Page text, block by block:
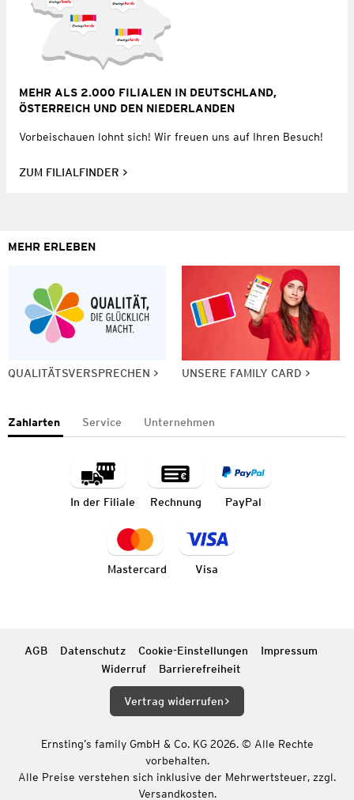
MEHR ALS 2.000 FILIALEN IN DEUTSCHLAND,
ÖSTERREICH UND DEN NIEDERLANDEN
Vorbeischauen lohnt sich! Wir freuen uns auf Ihren Besuch!
ZUM FILIALFINDER
MEHR ERLEBEN
QUALITÄTSVERSPRECHEN UNSERE FAMILY CARD
Zahlarten Service Unternehmen
In der Filiale Rechnung PayPal
Mastercard Visa
AGB Datenschutz Cookie-Einstellungen
Impressum
Widerruf
Barrierefreiheit
Vertrag widerrufen
Ernsting’s family GmbH & Co. KG 2026. © Alle Rechte
vorbehalten.
Alle Preise verstehen sich inklusive der Mehrwertsteuer, zzgl.
Versandkosten.